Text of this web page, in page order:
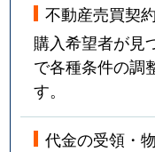
不動産売買契約
購入希望者が見
で各種条件の調
す。
代金の受領・